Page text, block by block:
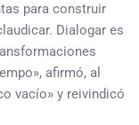
para construir
Dialogar es
afirmó, al
vacío» y reivindicó